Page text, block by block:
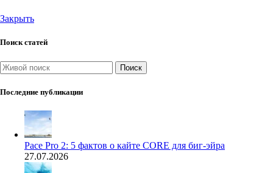
Закрыть
Поиск статей
Поиск
Последние публикации
Pace Pro 2: 5 фактов о кайте CORE для биг-эйра
27.07.2026